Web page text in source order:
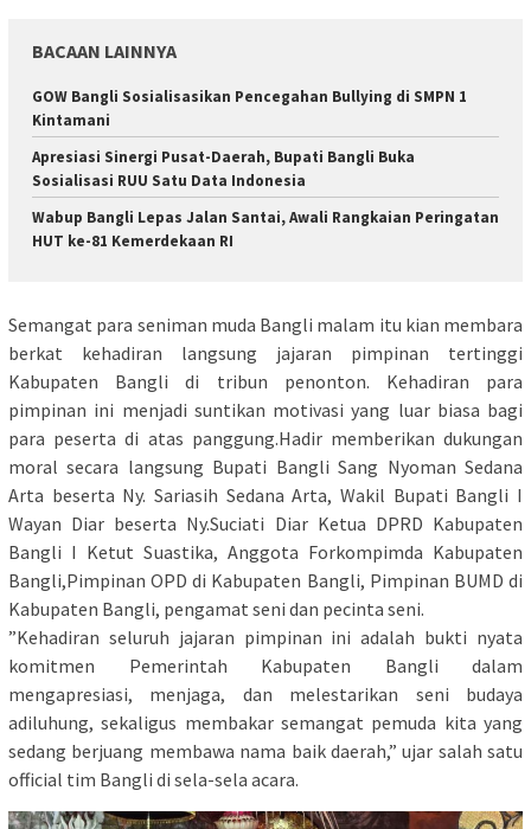
BACAAN LAINNYA
GOW Bangli Sosialisasikan Pencegahan Bullying di SMPN 1
Kintamani
Apresiasi Sinergi Pusat-Daerah, Bupati Bangli Buka
Sosialisasi RUU Satu Data Indonesia
Wabup Bangli Lepas Jalan Santai, Awali Rangkaian Peringatan
HUT ke-81 Kemerdekaan RI
​Semangat para seniman muda Bangli malam itu kian membara
berkat kehadiran langsung jajaran pimpinan tertinggi
Kabupaten Bangli di tribun penonton. Kehadiran para
pimpinan ini menjadi suntikan motivasi yang luar biasa bagi
para peserta di atas panggung.​Hadir memberikan dukungan
moral secara langsung Bupati Bangli Sang Nyoman Sedana
Arta beserta Ny. Sariasih Sedana Arta, Wakil Bupati Bangli I
Wayan Diar beserta Ny.Suciati Diar Ketua DPRD Kabupaten
Bangli I Ketut Suastika, Anggota Forkompimda Kabupaten
Bangli,Pimpinan OPD di Kabupaten Bangli, Pimpinan BUMD di
Kabupaten Bangli, pengamat seni dan pecinta seni.
​”Kehadiran seluruh jajaran pimpinan ini adalah bukti nyata
komitmen Pemerintah Kabupaten Bangli dalam
mengapresiasi, menjaga, dan melestarikan seni budaya
adiluhung, sekaligus membakar semangat pemuda kita yang
sedang berjuang membawa nama baik daerah,” ujar salah satu
official tim Bangli di sela-sela acara.